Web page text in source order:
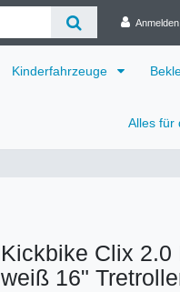
Anmelden
Kinderfahrzeuge
Alles für
Kickbike Clix 2.0
weiß 16"